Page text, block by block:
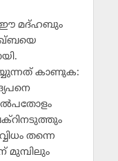
മദ്ഹബും
കാണുക:
തന്നെ
മുമ്പിലും